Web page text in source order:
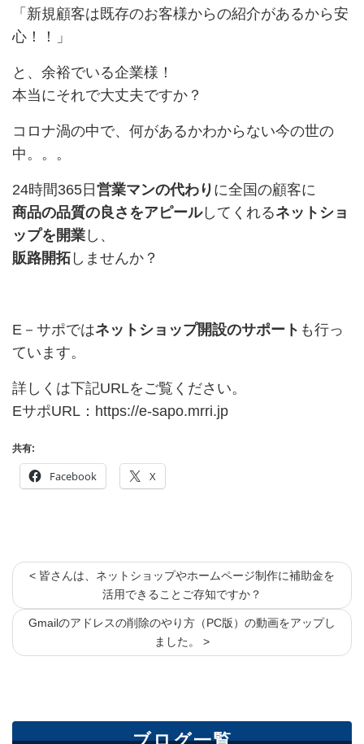
「新規顧客は既存のお客様からの紹介があるから安
心！！」
と、余裕でいる企業様！
本当にそれで大丈夫ですか？
コロナ渦の中で、何があるかわからない今の世の
中。。。
24時間365日 営業マンの代わり に全国の顧客に
商品の品質の良さをアピールしてくれるネットショ
ップを開業 し、
販路開拓 しませんか？
E－サポではネットショップ開設のサポート も行っ
ています。
詳しくは下記URLをご覧ください。
EサポURL： https://e-sapo.mrri.jp
共有:
Facebook X
< 皆さんは、ネットショップやホームページ制作に補助金を
活用できることご存知ですか？
Gmailのアドレスの削除のやり方（PC版）の動画をアップし
ました。 >